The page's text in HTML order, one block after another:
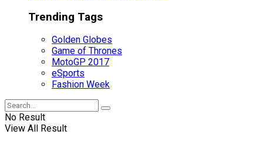
Trending Tags
Golden Globes
Game of Thrones
MotoGP 2017
eSports
Fashion Week
No Result
View All Result